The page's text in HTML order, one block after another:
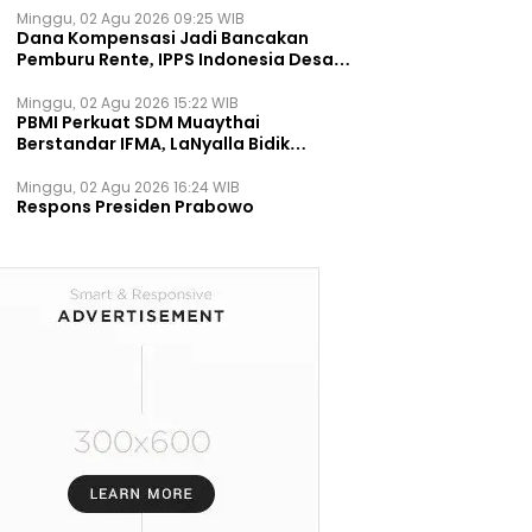
Minggu, 02 Agu 2026 09:25 WIB
Dana Kompensasi Jadi Bancakan
Pemburu Rente, IPPS Indonesia Desak
Permanen
Minggu, 02 Agu 2026 15:22 WIB
PBMI Perkuat SDM Muaythai
Berstandar IFMA, LaNyalla Bidik
Minggu, 02 Agu 2026 16:24 WIB
Respons Presiden Prabowo